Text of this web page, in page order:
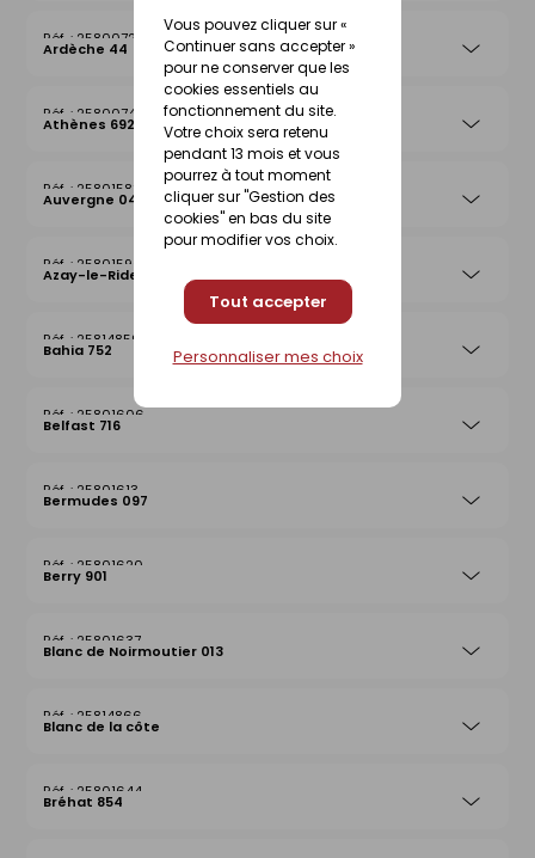
Vous pouvez cliquer sur «
Continuer sans accepter »
pour ne conserver que les
cookies essentiels au
fonctionnement du site.
Votre choix sera retenu
pendant 13 mois et vous
pourrez à tout moment
cliquer sur "Gestion des
cookies" en bas du site
pour modifier vos choix.
Tout accepter
Personnaliser mes choix
25800722
Ardèche 44
25800746
Athènes 692
25801583
Auvergne 042
25801590
Azay-le-Rideau 026
25814859
Bahia 752
25801606
Belfast 716
25801613
Bermudes 097
25801620
Berry 901
25801637
Blanc de Noirmoutier 013
25814866
Blanc de la côte
25801644
Bréhat 854